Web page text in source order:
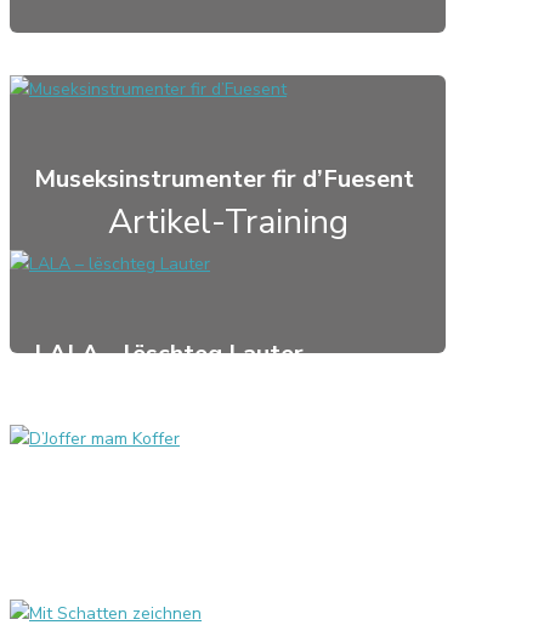
Artikel-Training
Museksinstrumenter fir d’Fuesent
LALA – lëschteg Lauter